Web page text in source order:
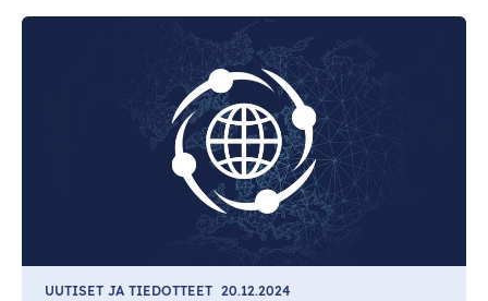
UUTISET JA TIEDOTTEET 20.12.2024